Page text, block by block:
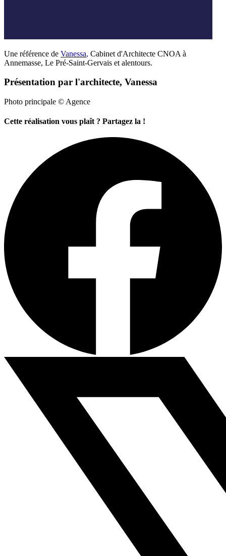
Une référence de Vanessa, Cabinet d'Architecte CNOA à
Annemasse, Le Pré-Saint-Gervais et alentours.
Présentation par l'architecte, Vanessa
Photo principale © Agence
Cette réalisation vous plaît ? Partagez la !